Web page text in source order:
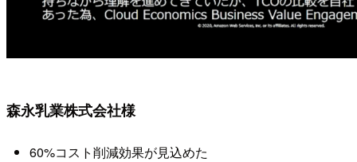
森永乳業株式会社様
60%コスト削減効果が見込めた